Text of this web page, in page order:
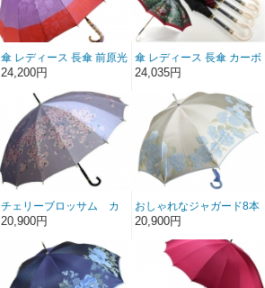
傘 レディース 長傘 前原光
榮商店 16本骨 雨傘 花の
総柄 ボーダー ジャガード
フィオーレ Fiore ラベン
ダー 前原傘 かさ 婦人用
皇室御用達 前原光栄商店
製
24,200円
傘 レディース 長傘 カーボ
ン８本骨 高級 雨傘 裏花柄
マイ コートヤード My
Courtyard 親骨60cm 手開
き 東京プリント TOKYO
PRINT 日本製 おしゃれ ブ
ランド Tokyo Made 婦人
女
24,035円
チェリーブロッサム カ
ーボン16本骨雨傘（パー
20,900円
おしゃれなジャガード8本
骨長傘 絵おり 紫陽花/アジ
甲州織 日本製雨傘 レディ
ース 女
20,900円